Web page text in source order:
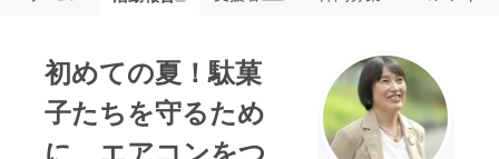
初めての夏！駄菓
子たちを守るため
に、エアコンをつ